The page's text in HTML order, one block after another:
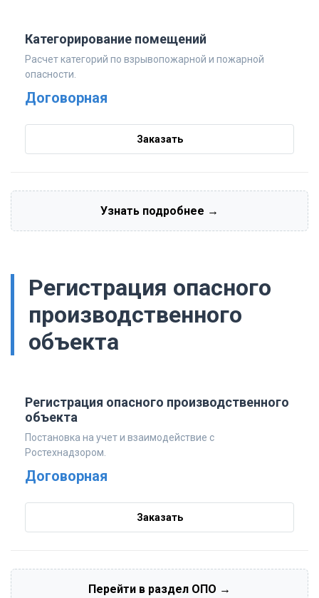
Категорирование помещений
Расчет категорий по взрывопожарной и пожарной
опасности.
Договорная
Заказать
Узнать подробнее →
Регистрация опасного
производственного
объекта
Регистрация опасного производственного
объекта
Постановка на учет и взаимодействие с
Ростехнадзором.
Договорная
Заказать
Перейти в раздел ОПО →